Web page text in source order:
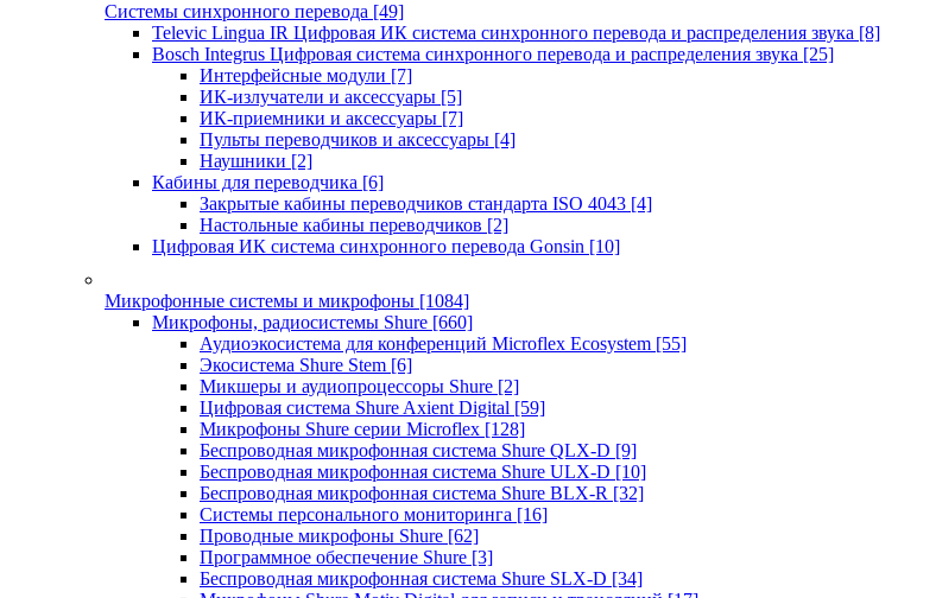
Системы синхронного перевода [49]
Televic Lingua IR Цифровая ИК система синхронного перевода и распределения звука [8]
Bosch Integrus Цифровая система синхронного перевода и распределения звука [25]
Интерфейсные модули [7]
ИК-излучатели и аксессуары [5]
ИК-приемники и аксессуары [7]
Пульты переводчиков и аксессуары [4]
Наушники [2]
Кабины для переводчика [6]
Закрытые кабины переводчиков стандарта ISO 4043 [4]
Настольные кабины переводчиков [2]
Цифровая ИК система синхронного перевода Gonsin [10]
Микрофонные системы и микрофоны [1084]
Микрофоны, радиосистемы Shure [660]
Аудиоэкосистема для конференций Microflex Ecosystem [55]
Экосистема Shure Stem [6]
Микшеры и аудиопроцессоры Shure [2]
Цифровая система Shure Axient Digital [59]
Микрофоны Shure серии Microflex [128]
Беспроводная микрофонная система Shure QLX-D [9]
Беспроводная микрофонная система Shure ULX-D [10]
Беспроводная микрофонная система Shure BLX-R [32]
Системы персонального мониторинга [16]
Проводные микрофоны Shure [62]
Программное обеспечение Shure [3]
Беспроводная микрофонная система Shure SLX-D [34]